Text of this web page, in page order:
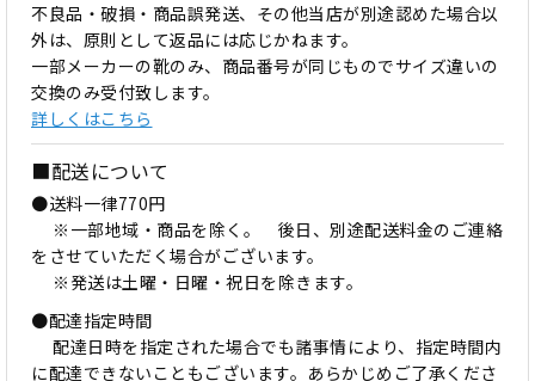
不良品・破損・商品誤発送、その他当店が別途認めた場合以
外は、原則として返品には応じかねます。
一部メーカーの靴のみ、商品番号が同じものでサイズ違いの
交換のみ受付致します。
詳しくはこちら
■配送について
●送料一律770円
※一部地域・商品を除く。 後日、別途配送料金のご連絡
をさせていただく場合がございます。
※発送は土曜・日曜・祝日を除きます。
●配達指定時間
配達日時を指定された場合でも諸事情により、指定時間内
に配達できないこともございます。あらかじめご了承くださ